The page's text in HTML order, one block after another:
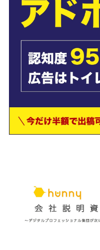
どに掲載すれば、高い宣
くは費用が高く、料金面
費用面で交通広告への出
出稿したい場合は、
すすめします。
タ
効
交通広告よりもターゲッ
で、安価で効率的な広告
＼広告出稿にお困